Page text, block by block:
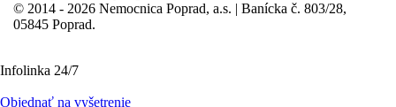
© 2014 - 2026 Nemocnica Poprad, a.s. | Banícka č. 803/28,
05845 Poprad.
Infolinka 24/7
Objednať na vyšetrenie